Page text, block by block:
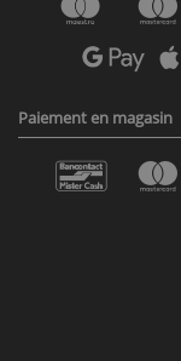
Paiement en magasin